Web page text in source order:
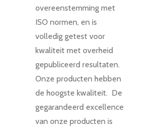
overeenstemming met
ISO normen, en is
volledig getest voor
kwaliteit met overheid
gepubliceerd resultaten.
Onze producten hebben
de hoogste kwaliteit. De
gegarandeerd excellence
van onze producten is